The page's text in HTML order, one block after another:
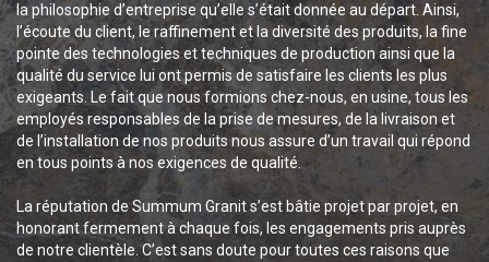
la philosophie d’entreprise qu’elle s’était donnée au départ. Ainsi,
l’écoute du client, le raffinement et la diversité des produits, la fine
pointe des technologies et techniques de production ainsi que la
qualité du service lui ont permis de satisfaire les clients les plus
exigeants. Le fait que nous formions chez-nous, en usine, tous les
employés responsables de la prise de mesures, de la livraison et
de l’installation de nos produits nous assure d’un travail qui répond
en tous points à nos exigences de qualité.
La réputation de Summum Granit s’est bâtie projet par projet, en
honorant fermement à chaque fois, les engagements pris auprès
de notre clientèle. C’est sans doute pour toutes ces raisons que